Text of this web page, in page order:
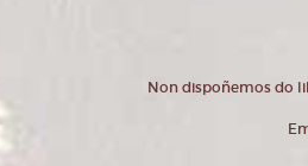
Non dispoñemos do